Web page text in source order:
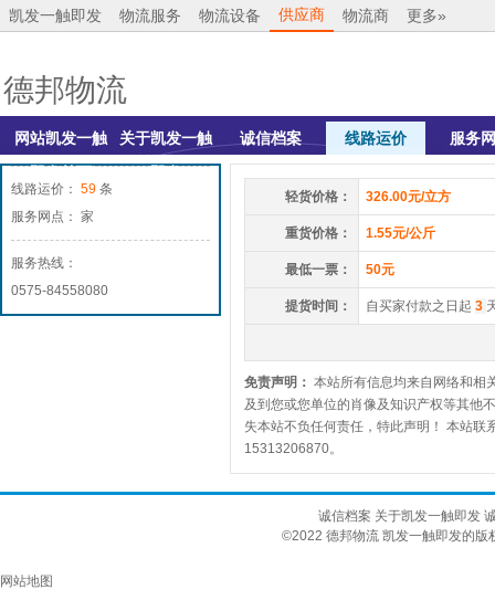
凯发一触即发 物流服务 物流设备 供应商 物流商 更多»
德邦物流
网站凯发一触
即发首页
关于凯发一触
即发
诚信档案 线路运价 服务
线路运价： 59 条
服务网点： 家
服务热线：
0575-84558080
轻货价格： 326.00元/立方
重货价格： 1.55元/公斤
最低一票： 50元
提货时间： 自买家付款之日起 3
免责声明： 本站所有信息均来自网络和相
及到您或您单位的肖像及知识产权等其他
失本站不负任何责任，特此声明！ 本站
15313206870。
诚信档案 关于凯发一触即发
©2022 德邦物流 凯发一触即发的
网站地图